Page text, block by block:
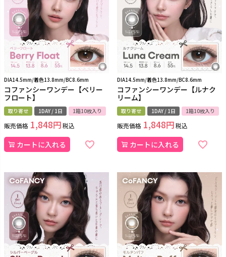
DIA14.5mm/着色13.8mm/BC8.6mm
コファンシーワンデー【ベリー
フロート】
取り寄せ 1DAY / 1日 1箱10枚入り
販売価格 1,848 税込
カートに入れる
DIA14.5mm/着色13.8mm/BC8.6mm
コファンシーワンデー【ルナク
リーム】
取り寄せ 1DAY / 1日 1箱10枚入り
販売価格 1,848 税込
カートに入れる